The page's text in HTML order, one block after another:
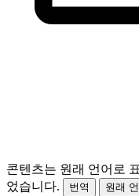
콘텐츠는 원래 언어로
었습니다.
번역 원래